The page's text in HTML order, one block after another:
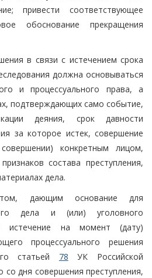
привести соответствующее
обоснование прекращения
в связи с истечением срока
должна основываться
и процессуального права, а
подтверждающих само событие,
деяния, срок давности
за которое истек, совершение
конкретным лицом,
состава преступления,
дела.
дающим основание для
дела и (или) уголовного
истечение на момент (дату)
процессуального решения
статьей 78 УК Российской
со дня совершения преступления,